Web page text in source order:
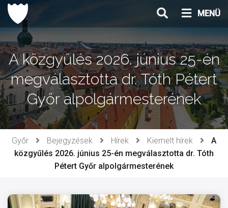
Ugrás
tartalomhoz
MENÜ
A közgyűlés 2026. június 25-én
megválasztotta dr. Tóth Pétert
Győr alpolgármesterének
Győr Bejegyzések Hírek Kiemelt hírek
A
közgyűlés 2026. június 25-én megválasztotta dr. Tóth
Pétert Győr alpolgármesterének